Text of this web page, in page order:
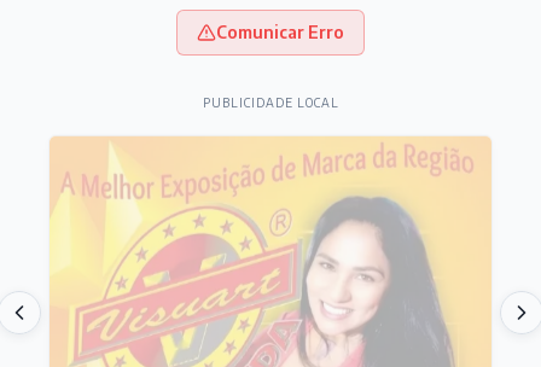
Comunicar Erro
PUBLICIDADE LOCAL